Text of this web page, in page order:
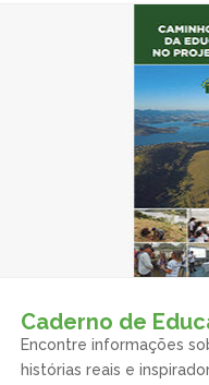
Caderno de
Encontre informações
histórias reais e